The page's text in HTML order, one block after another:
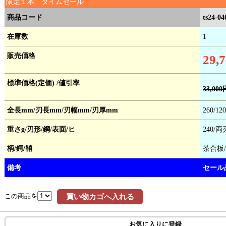
限定１本 タイムセール
商品コード ts24-
在庫数 1
販売価格
標準価格(定価) /値引率
33,000
全長mm/刃長mm/刃幅mm/刃厚mm 260/
重さg/刃形/鋼/表面/ヒ 240/両
柄/鍔/鞘 茶合板
備考 セール
この商品を 買い物カゴへ入れる
お気に入りに登録